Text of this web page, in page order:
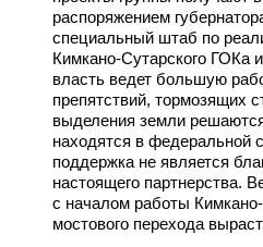
распоряжением
специальный штаб по
Кимкано-Сутарского ГОКа
власть ведет большую
препятствий, тормозящих
выделения земли
находятся в федеральной
поддержка не является
настоящего партнерства.
с началом работы
мостового перехода